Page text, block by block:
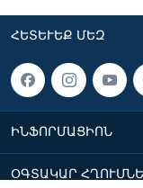
ՀԵՏԵՒԵՔ ՄԵԶ
ԻՆՖՈՐՄԱՑԻՈՆ
ՕԳՏԱԿԱՐ